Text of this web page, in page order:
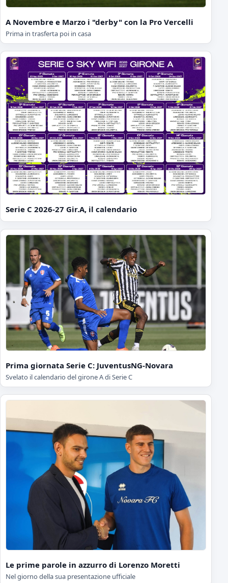
A Novembre e Marzo i "derby" con la Pro Vercelli
Prima in trasferta poi in casa
Serie C 2026-27 Gir.A, il calendario
Prima giornata Serie C: JuventusNG-Novara
Svelato il calendario del girone A di Serie C
Le prime parole in azzurro di Lorenzo Moretti
Nel giorno della sua presentazione ufficiale